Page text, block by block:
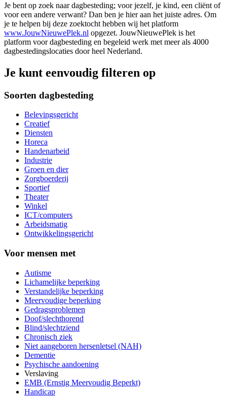
Je bent op zoek naar dagbesteding; voor jezelf, je kind, een cliënt of
voor een andere verwant? Dan ben je hier aan het juiste adres. Om
je te helpen bij deze zoektocht hebben wij het platform
www.JouwNieuwePlek.nl opgezet. JouwNieuwePlek is het
platform voor dagbesteding en begeleid werk met meer als 4000
dagbestedingslocaties door heel Nederland.
Je kunt eenvoudig filteren op
Soorten dagbesteding
Belevingsgericht
Creatief
Diensten
Horeca
Handenarbeid
Industrie
Groen en dier
Zorgboerderij
Sportief
Theater
Winkel
ICT/computers
Arbeidsmatig
Ontwikkelingsgericht
Voor mensen met
Autisme
Lichamelijke beperking
Verstandelijke beperking
Meervoudige beperking
Gedragsproblemen
Doof/slechthorend
Blind/slechtziend
Chronisch ziek
Niet aangeboren hersenletsel (NAH)
Dementie
Psychische aandoening
Verslaving
EMB (Ernstig Meervoudig Beperkt)
Handicap